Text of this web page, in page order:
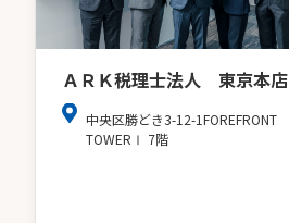
ＡＲＫ税理士法人 東京本店
中央区勝どき3-12-1FOREFRONT
TOWERⅠ 7階